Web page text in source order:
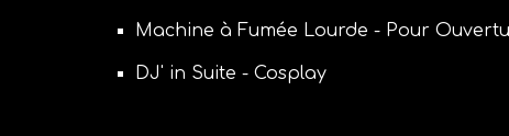
Machine à Fumée Lourde - Pour
DJ' in Suite - Cosplay